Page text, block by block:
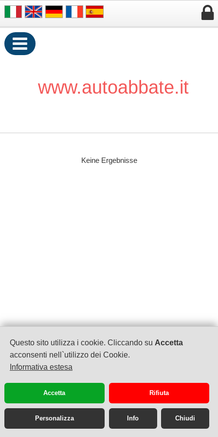
Questo sito utilizza i cookie. Cliccando su Accetta
acconsenti nell`utilizzo dei Cookie.
Informativa estesa
Accetta Rifiuta
Personalizza Info Chiudi


www.autoabbate.it
Keine Ergebnisse
Via Circumvallazione Esterna 223
80019 Qualiano NA
P.Iva 07009250635
info@autoabbat.it